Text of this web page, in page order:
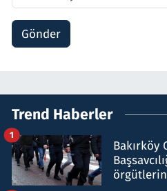
Gönder
Trend Haberler
Bakırköy
1